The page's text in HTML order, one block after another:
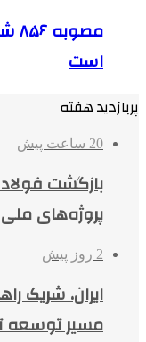
است
پربازدید هفته
20 ساعت پیش
بازگشت فولاد
پروژه‌های
2 روز پیش
ایران، شریک
مسیر توسعه